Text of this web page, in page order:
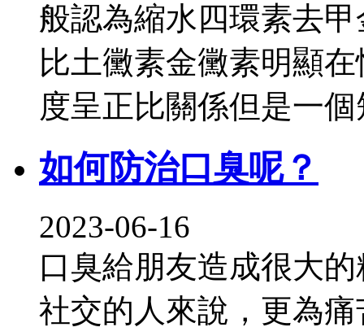
般認為縮水四環素去
比土黴素金黴素明顯
度呈正比關係但是一
如何防治口臭呢？
2023-06-16
口臭給朋友造成很大
社交的人來說，更為